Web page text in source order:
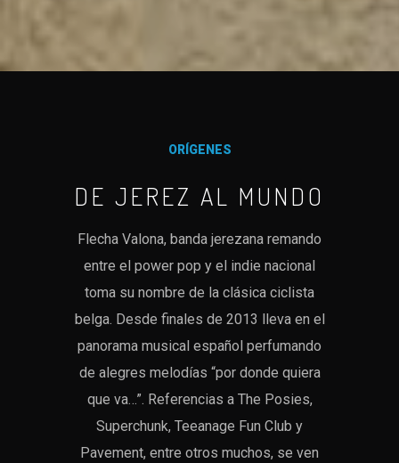
ORÍGENES
DE JEREZ AL MUNDO
Flecha Valona, banda jerezana remando
entre el power pop y el indie nacional
toma su nombre de la clásica ciclista
belga. Desde finales de 2013 lleva en el
panorama musical español perfumando
de alegres melodías “por donde quiera
que va…”. Referencias a The Posies,
Superchunk, Teeanage Fun Club y
Pavement, entre otros muchos, se ven